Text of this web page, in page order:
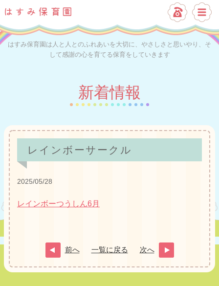
はすみ保育園は人と人とのふれあいを大切に、やさしさと思いやり、そ
して感謝の心を育てる保育をしていきます
新着情報
レインボーサークル
2025/05/28
レインボーつうしん6月
前へ 一覧に戻る 次へ